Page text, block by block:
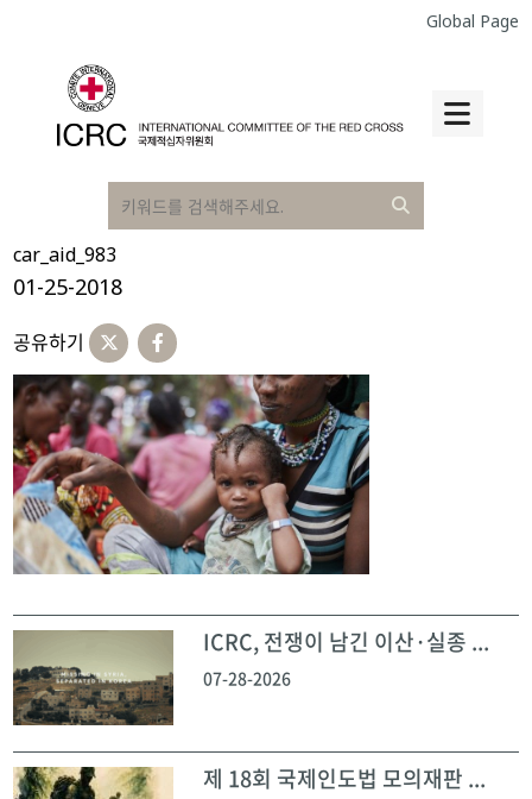
Global Page
car_aid_983
01-25-2018
공유하기
ICRC, 전쟁이 남긴 이산·실종 ...
07-28-2026
제 18회 국제인도법 모의재판 ...